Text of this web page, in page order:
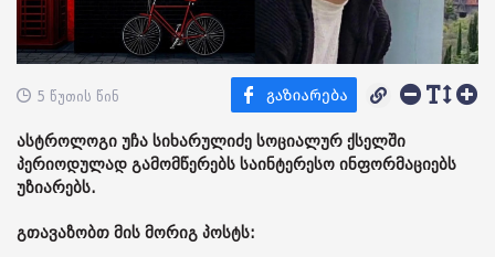
5 წუთის წინ
ასტროლოგი უჩა სიხარულიძე სოციალურ ქსელში
პერიოდულად გამომწერებს საინტერესო ინფორმაციებს
უზიარებს.
გთავაზობთ მის მორიგ პოსტს: